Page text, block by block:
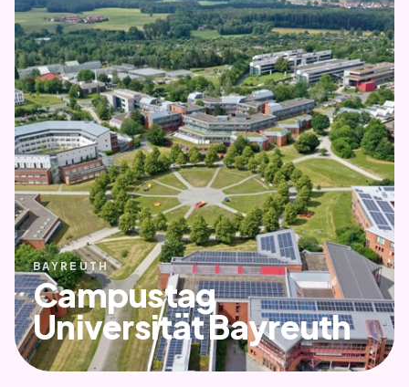
BAYREUTH
Campustag
Universität Bayreuth